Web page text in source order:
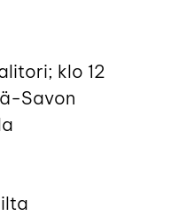
klo 12
Savon